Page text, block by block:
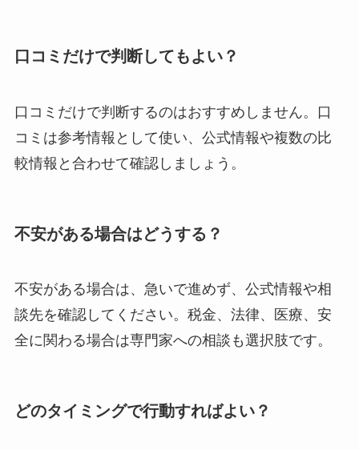
口コミだけで判断してもよい？
口コミだけで判断するのはおすすめしません。口
コミは参考情報として使い、公式情報や複数の比
較情報と合わせて確認しましょう。
不安がある場合はどうする？
不安がある場合は、急いで進めず、公式情報や相
談先を確認してください。税金、法律、医療、安
全に関わる場合は専門家への相談も選択肢です。
どのタイミングで行動すればよい？